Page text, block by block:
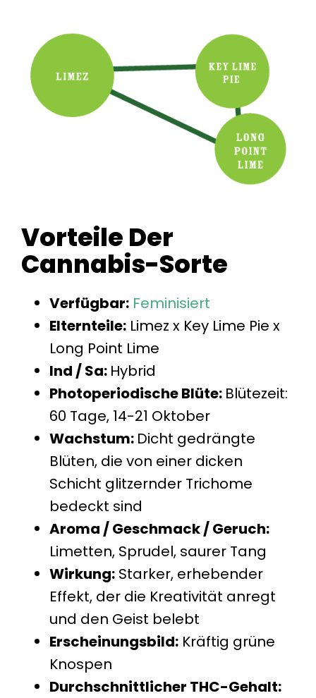
Vorteile Der
Cannabis-Sorte
Verfügbar: Feminisiert
Elternteile:Limez x Key Lime Pie x
Long Point Lime
Ind / Sa: Hybrid
Photoperiodische Blüte: Blütezeit:
60 Tage, 14-21 Oktober
Wachstum: Dicht gedrängte
Blüten, die von einer dicken
Schicht glitzernder Trichome
bedeckt sind
Aroma / Geschmack / Geruch:
Limetten, Sprudel, saurer Tang
Wirkung:Starker, erhebender
Effekt, der die Kreativität anregt
und den Geist belebt
Erscheinungsbild:Kräftig grüne
Knospen
Durchschnittlicher THC-Gehalt: